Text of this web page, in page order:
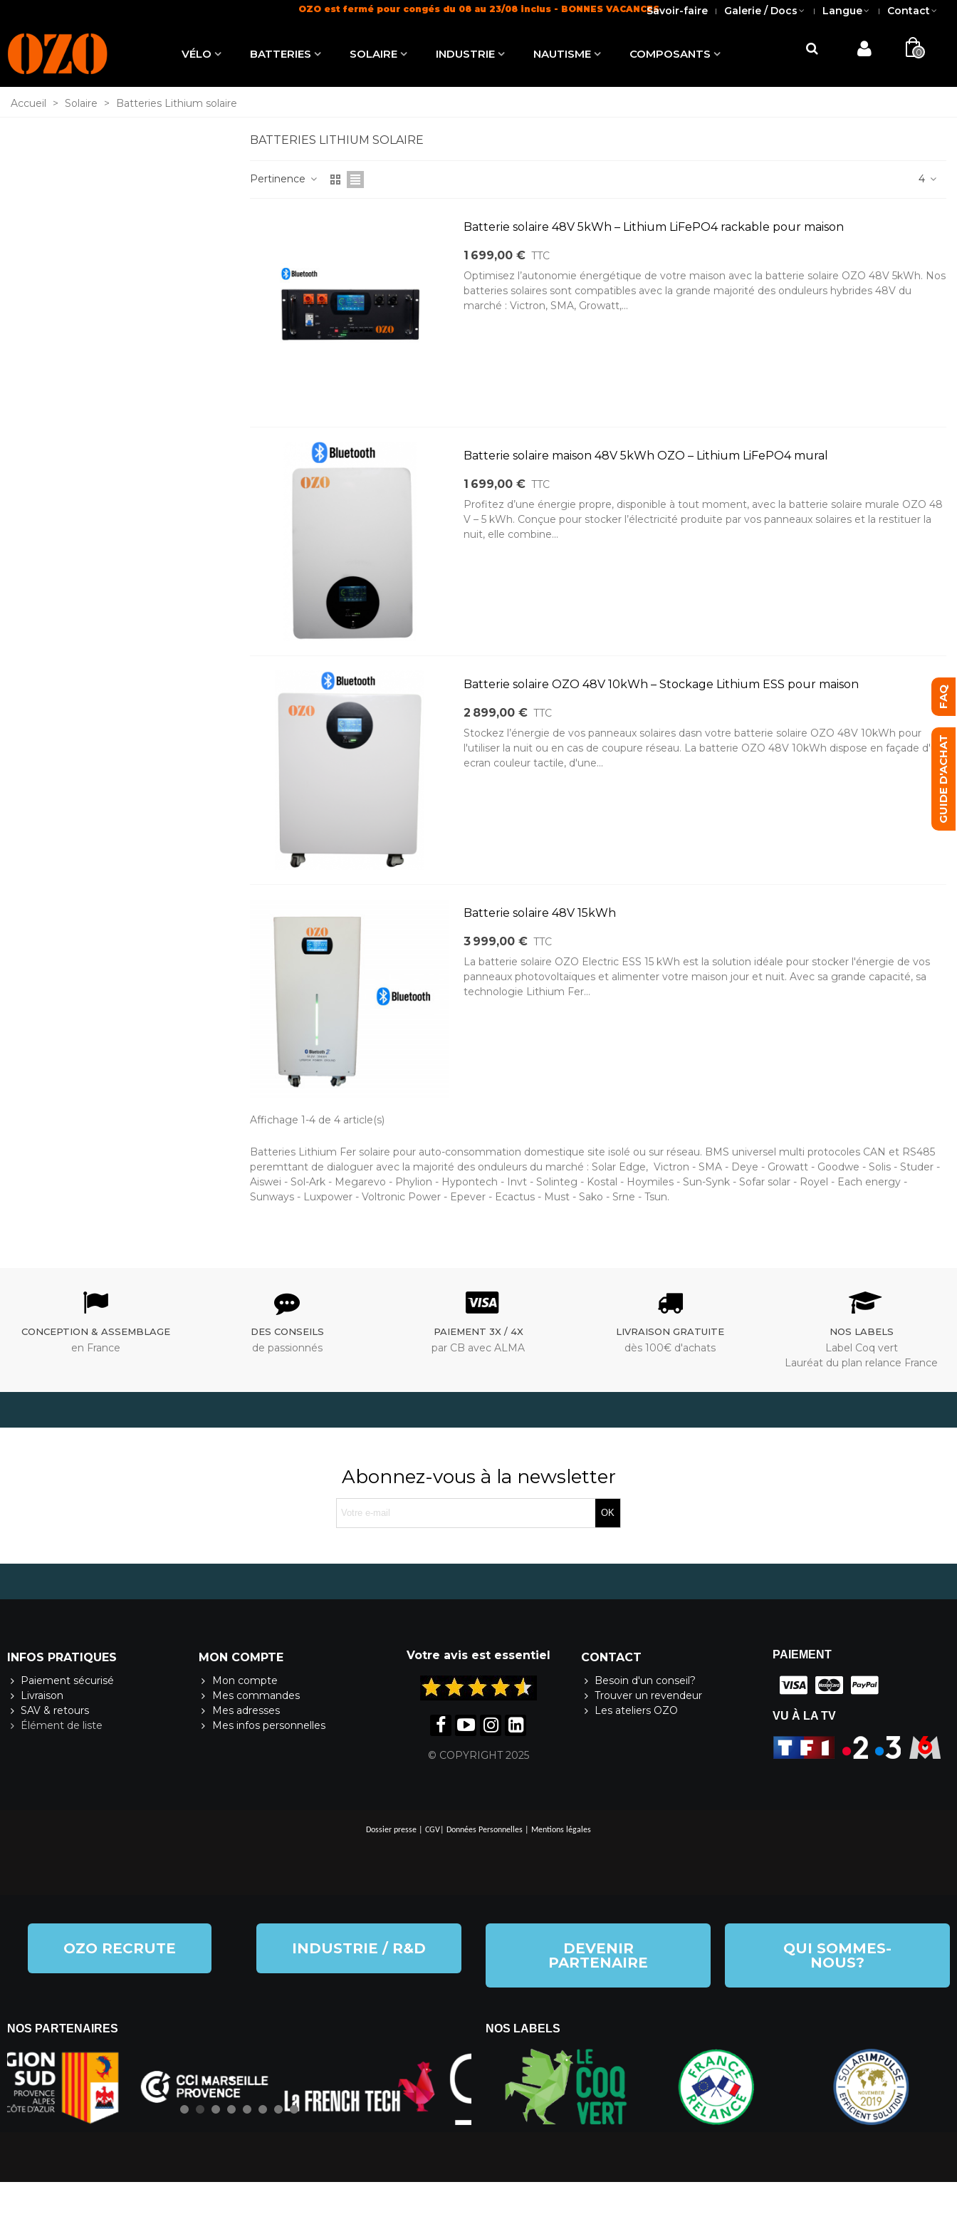
OZO est fermé pour congés du 08 au 23/08 inclus - BONNES VACANCESSavoir-faire Galerie / Docs Langue Contact
VÉLO BATTERIES SOLAIRE INDUSTRIE NAUTISME COMPOSANTS 0
Accueil > Solaire > Batteries Lithium solaire
BATTERIES LITHIUM SOLAIRE
Pertinence 4
Batterie solaire 48V 5kWh – Lithium LiFePO4 rackable pour maison
1 699,00 € TTC
Optimisez l’autonomie énergétique de votre maison avec la batterie solaire OZO 48V 5kWh. Nos
batteries solaires sont compatibles avec la grande majorité des onduleurs hybrides 48V du
marché : Victron, SMA, Growatt,...
Batterie solaire maison 48V 5kWh OZO – Lithium LiFePO4 mural
1 699,00 € TTC
Profitez d’une énergie propre, disponible à tout moment, avec la batterie solaire murale OZO 48
V – 5 kWh. Conçue pour stocker l’électricité produite par vos panneaux solaires et la restituer la
nuit, elle combine...
Batterie solaire OZO 48V 10kWh – Stockage Lithium ESS pour maison
2 899,00 € TTC
Stockez l’énergie de vos panneaux solaires dasn votre batterie solaire OZO 48V 10kWh pour
l'utiliser la nuit ou en cas de coupure réseau. La batterie OZO 48V 10kWh dispose en façade d'un
ecran couleur tactile, d'une...
Batterie solaire 48V 15kWh
3 999,00 € TTC
La batterie solaire OZO Electric ESS 15 kWh est la solution idéale pour stocker l'énergie de vos
panneaux photovoltaïques et alimenter votre maison jour et nuit. Avec sa grande capacité, sa
technologie Lithium Fer...
Affichage 1-4 de 4 article(s)
Batteries Lithium Fer solaire pour auto-consommation domestique site isolé ou sur réseau. BMS universel multi protocoles CAN et RS485
peremttant de dialoguer avec la majorité des onduleurs du marché : Solar Edge, Victron - SMA - Deye - Growatt - Goodwe - Solis - Studer -
Aiswei - Sol-Ark - Megarevo - Phylion - Hypontech - Invt - Solinteg - Kostal - Hoymiles - Sun-Synk - Sofar solar - Royel - Each energy -
Sunways - Luxpower - Voltronic Power - Epever - Ecactus - Must - Sako - Srne - Tsun.
CONCEPTION & ASSEMBLAGE
en France
DES CONSEILS
de passionnés
PAIEMENT 3X / 4X
par CB avec ALMA
LIVRAISON GRATUITE
dès 100€ d'achats
NOS LABELS
Label Coq vert
Lauréat du plan relance France
Abonnez-vous à la newsletter
OK
INFOS PRATIQUES
Paiement sécurisé
Livraison
SAV & retours
Élément de liste
MON COMPTE
Mon compte
Mes commandes
Mes adresses
Mes infos personnelles
Votre avis est essentiel
© COPYRIGHT 2025
CONTACT
Besoin d'un conseil?
Trouver un revendeur
Les ateliers OZO
PAIEMENT
VU À LA TV
Dossier presse CGV Données Personnelles Mentions légales
OZO RECRUTE INDUSTRIE / R&D
DEVENIR
PARTENAIRE
QUI SOMMES-
NOUS?
NOS PARTENAIRES NOS LABELS
FAQ
GUIDE D'ACHAT